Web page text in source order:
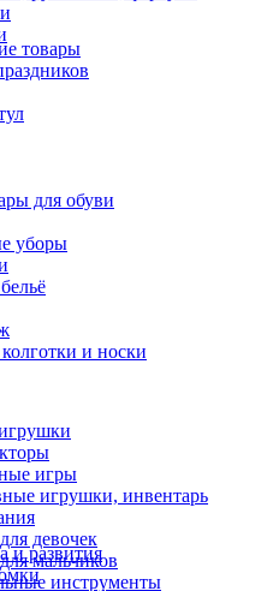
товары
для обуви
уборы
и носки
игры
игрушки, инвентарь
девочек
мальчиков
инструменты
и развития